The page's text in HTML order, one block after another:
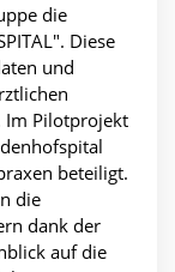
die
Diese
und
Im Pilotprojekt
beteiligt.
die
dank der
auf die